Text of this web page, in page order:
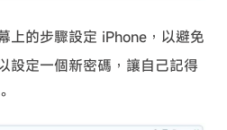
上的步驟設定 iPhone，以避免
設定一個新密碼，讓自己記得